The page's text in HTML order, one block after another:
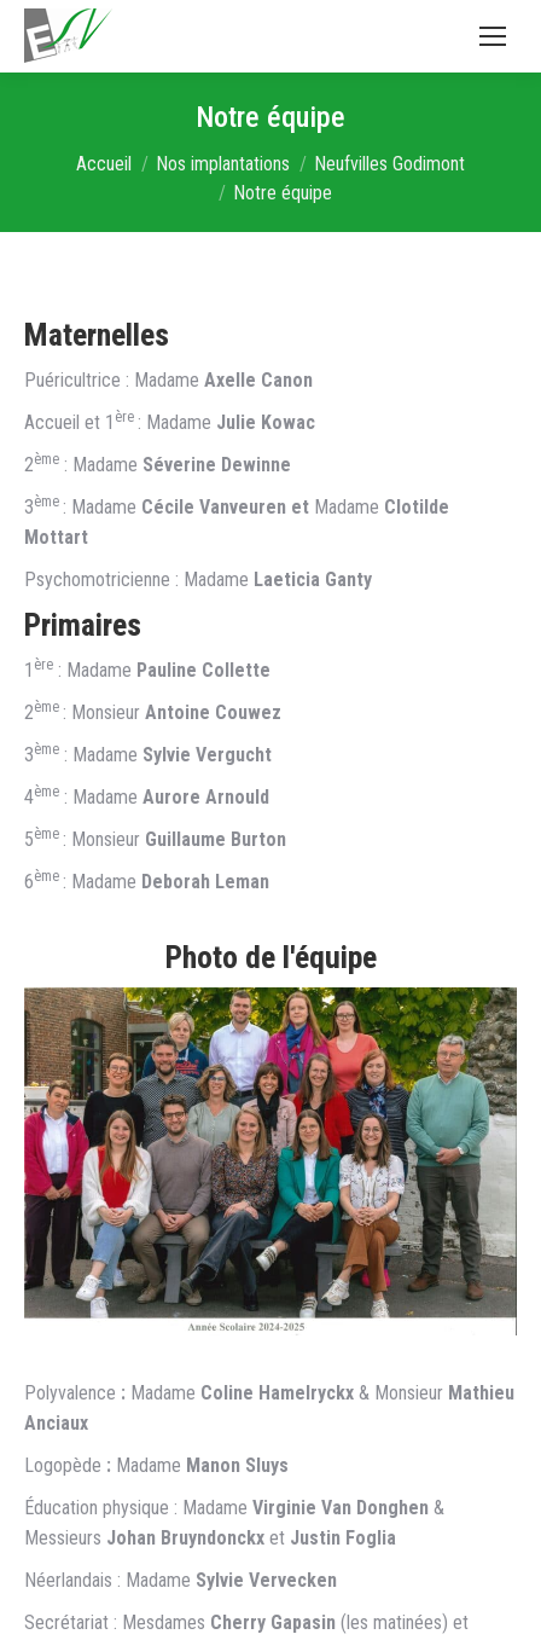
Notre équipe
Vous êtes ici :
Accueil Nos implantations
Neufvilles Godimont
Notre équipe
Maternelles
Puéricultrice : Madame Axelle Canon
Accueil et 1 ère : Madame Julie Kowac
2ème : Madame Séverine Dewinne
3ème : Madame Cécile Vanveuren et Madame Clotilde
Mottart
Psychomotricienne : Madame Laeticia Ganty
Primaires
1 ère : Madame Pauline Collette
2ème : Monsieur Antoine Couwez
3ème : Madame Sylvie Vergucht
4ème : Madame Aurore Arnould
5ème : Monsieur Guillaume Burton
6ème : Madame Deborah Leman
Photo de l'équipe
Polyvalence : Madame Coline Hamelryckx & Monsieur Mathieu
Anciaux
Logopède : Madame Manon Sluys
Éducation physique : Madame Virginie Van Donghen &
Messieurs Johan Bruyndonckx et Justin Foglia
Néerlandais : Madame Sylvie Vervecken
Secrétariat : Mesdames Cherry Gapasin (les matinées) et